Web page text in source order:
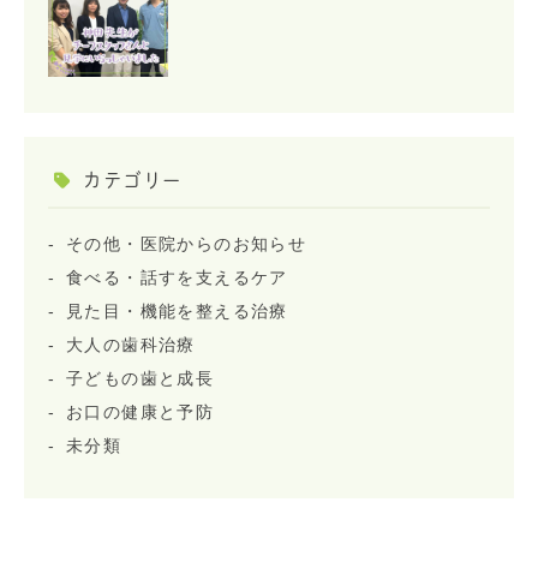
カテゴリー
その他・医院からのお知らせ
食べる・話すを支えるケア
見た目・機能を整える治療
大人の歯科治療
子どもの歯と成長
お口の健康と予防
未分類